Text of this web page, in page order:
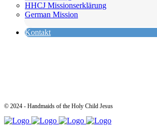
HHCJ Missionserklärung
German Mission
Kontakt
© 2024 - Handmaids of the Holy Child Jesus